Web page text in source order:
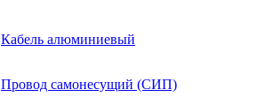
Кабель алюминиевый
Провод самонесущий (СИП)